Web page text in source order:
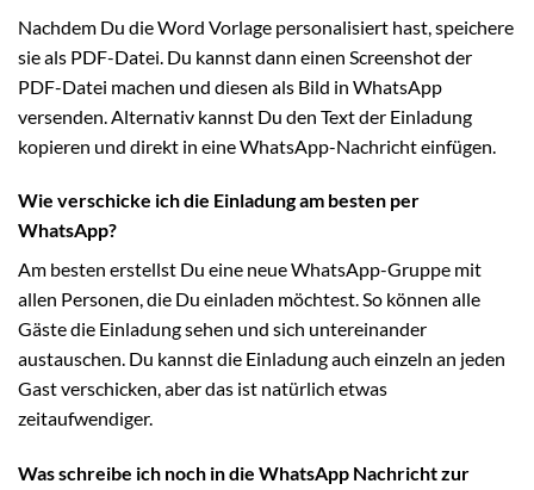
Nachdem Du die Word Vorlage personalisiert hast, speichere
sie als PDF-Datei. Du kannst dann einen Screenshot der
PDF-Datei machen und diesen als Bild in WhatsApp
versenden. Alternativ kannst Du den Text der Einladung
kopieren und direkt in eine WhatsApp-Nachricht einfügen.
Wie verschicke ich die Einladung am besten per
WhatsApp?
Am besten erstellst Du eine neue WhatsApp-Gruppe mit
allen Personen, die Du einladen möchtest. So können alle
Gäste die Einladung sehen und sich untereinander
austauschen. Du kannst die Einladung auch einzeln an jeden
Gast verschicken, aber das ist natürlich etwas
zeitaufwendiger.
Was schreibe ich noch in die WhatsApp Nachricht zur